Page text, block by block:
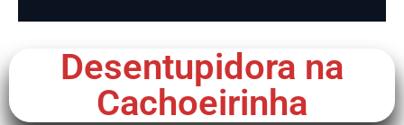
Desentupidora na
Cachoeirinha